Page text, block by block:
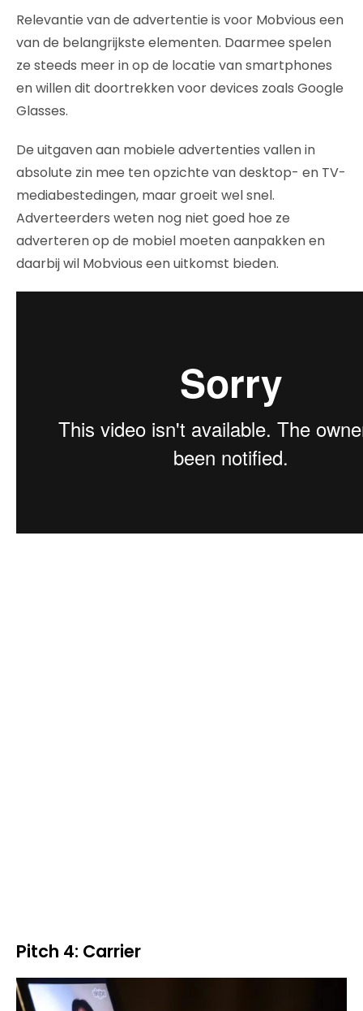
Relevantie van de advertentie is voor Mobvious een
van de belangrijkste elementen. Daarmee spelen
ze steeds meer in op de locatie van smartphones
en willen dit doortrekken voor devices zoals Google
Glasses.
De uitgaven aan mobiele advertenties vallen in
absolute zin mee ten opzichte van desktop- en TV-
mediabestedingen, maar groeit wel snel.
Adverteerders weten nog niet goed hoe ze
adverteren op de mobiel moeten aanpakken en
daarbij wil Mobvious een uitkomst bieden.
Pitch 4: Carrier